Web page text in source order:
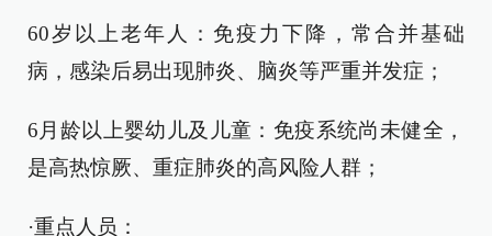
60岁以上老年人：免疫力下降，常合并基础
病，感染后易出现肺炎、脑炎等严重并发症；
6月龄以上婴幼儿及儿童：免疫系统尚未健全，
是高热惊厥、重症肺炎的高风险人群；
·重点人员：